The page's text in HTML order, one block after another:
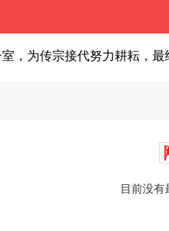
，为传宗接代努力耕耘，
目前没